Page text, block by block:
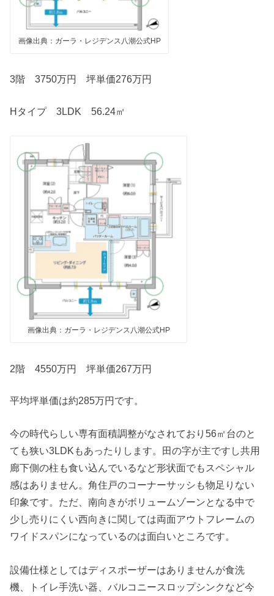
画像出典：ガーラ・レジデンス八潮公式HP
3階 3750万円 坪単価276万円
Hタイプ 3LDK 56.24㎡
画像出典：ガーラ・レジデンス八潮公式HP
2階 4550万円 坪単価267万円
平均坪単価は約285万円です。
今の時代らしい専有面積調整がなされており56㎡台のと
ても狭い3LDKもあったりします。田の字が主ですし共用
廊下側の柱も食い込んでいるなど形状面でもスペシャル
感はありません。角住戸のコーナーサッシも物足りない
印象です。ただ、南向きがボリュームゾーンとなる中で
少し売りにくい西向きに関しては両面アウトフレームの
ワイドスパンになっているのは面白いところです。
設備仕様としてはディスポーザーはありませんが食洗
機、トイレ手洗い器、バルコニースロップシンクなど今